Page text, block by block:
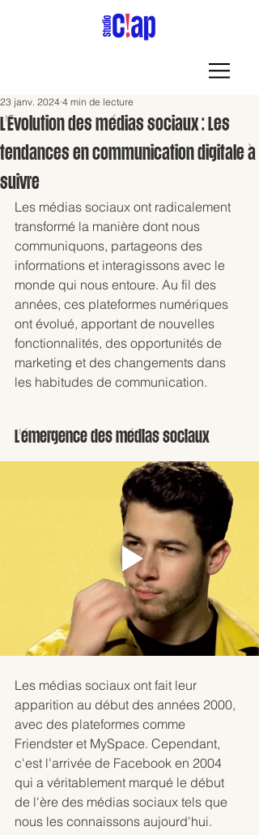
L'Évolution des médias sociaux : Les
tendances en communication digitale à
suivre
23 janv. 2024 4 min de lecture
Les médias sociaux ont radicalement
transformé la manière dont nous
communiquons, partageons des
informations et interagissons avec le
monde qui nous entoure. Au fil des
années, ces plateformes numériques
ont évolué, apportant de nouvelles
fonctionnalités, des opportunités de
marketing et des changements dans
les habitudes de communication.
L'émergence des médias sociaux
Les médias sociaux ont fait leur
apparition au début des années 2000,
avec des plateformes comme
Friendster et MySpace. Cependant,
c'est l'arrivée de Facebook en 2004
qui a véritablement marqué le début
de l'ère des médias sociaux tels que
nous les connaissons aujourd'hui.